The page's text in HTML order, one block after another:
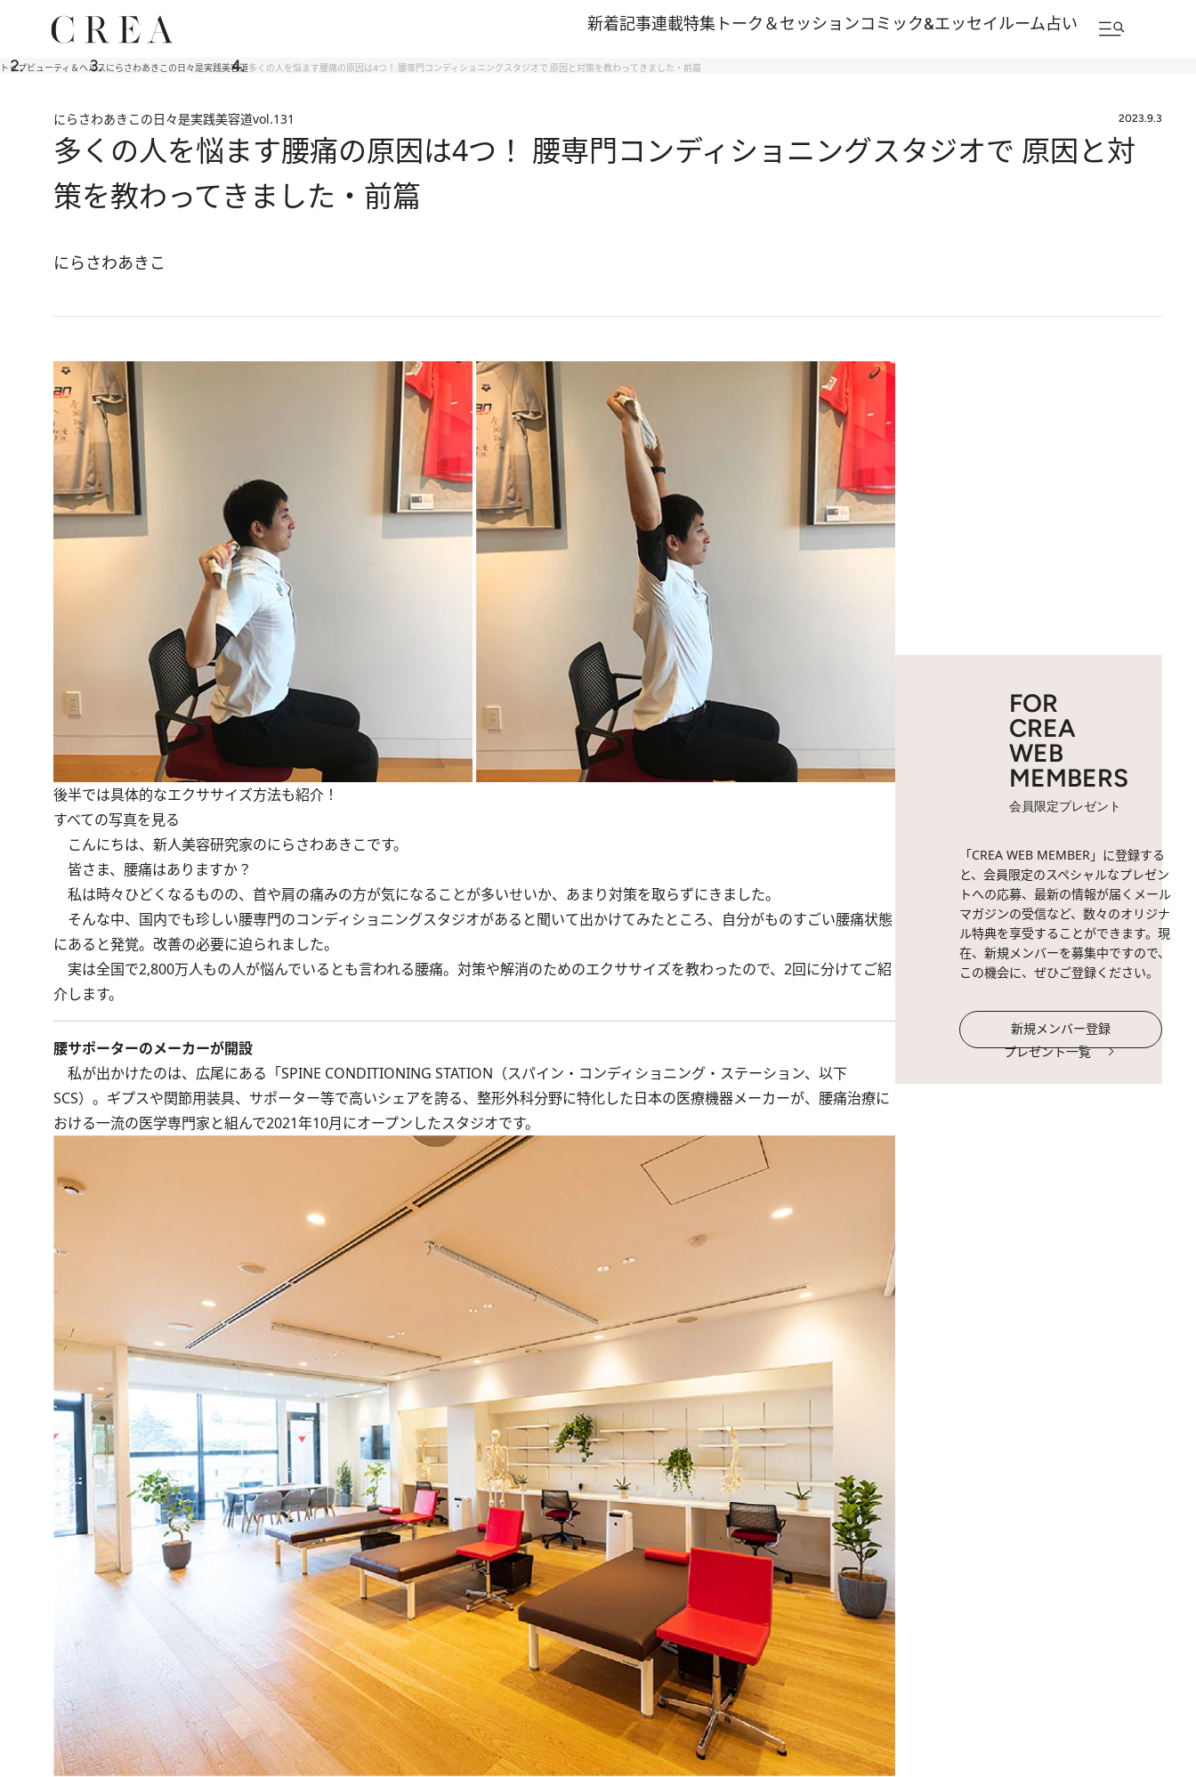
新着記事連載特集 トーク＆セッションコミック&エッセイルーム占い
トップビューティ＆ヘルスにらさわあきこの日々是実践美容道多くの人を悩ます腰痛の原因は4つ！ 腰専門コンディショニングスタジオで 原因と対策を教わってきました・前篇
にらさわあきこの日々是実践美容道vol.131 2023.9.3
多くの人を悩ます腰痛の原因は4つ！ 腰専門コンディショニングスタジオで 原因と対
策を教わってきました・前篇
にらさわあきこ
後半では具体的なエクササイズ方法も紹介！
すべての写真を見る
こんにちは、新人美容研究家のにらさわあきこです。
皆さま、腰痛はありますか？
私は時々ひどくなるものの、首や肩の痛みの方が気になることが多いせいか、あまり対策を取らずにきました。
そんな中、国内でも珍しい腰専門のコンディショニングスタジオがあると聞いて出かけてみたところ、自分がものすごい腰痛状態
にあると発覚。改善の必要に迫られました。
実は全国で2,800万人もの人が悩んでいるとも言われる腰痛。対策や解消のためのエクササイズを教わったので、2回に分けてご紹
介します。
腰サポーターのメーカーが開設
私が出かけたのは、広尾にある「SPINE CONDITIONING STATION（スパイン・コンディショニング・ステーション、以下
SCS）。ギプスや関節用装具、サポーター等で高いシェアを誇る、整形外科分野に特化した日本の医療機器メーカーが、腰痛治療に
おける一流の医学専門家と組んで2021年10月にオープンしたスタジオです。
FOR
CREA
WEB
MEMBERS
会員限定プレゼント
「CREA WEB MEMBER」に登録する
と、会員限定のスペシャルなプレゼン
トへの応募、最新の情報が届くメール
マガジンの受信など、数々のオリジナ
ル特典を享受することができます。現
在、新規メンバーを募集中ですので、
この機会に、ぜひご登録ください。
新規メンバー登録
プレゼント一覧